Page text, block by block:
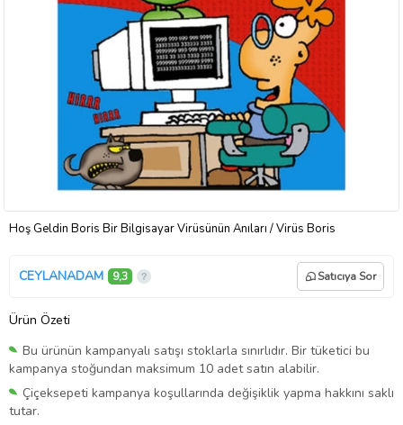
Hoş Geldin Boris Bir Bilgisayar Virüsünün Anıları / Virüs Boris
CEYLANADAM 9,3 Satıcıya Sor
Ürün Özeti
Bu ürünün kampanyalı satışı stoklarla sınırlıdır. Bir tüketici bu
kampanya stoğundan maksimum 10 adet satın alabilir.
Çiçeksepeti kampanya koşullarında değişiklik yapma hakkını saklı
tutar.